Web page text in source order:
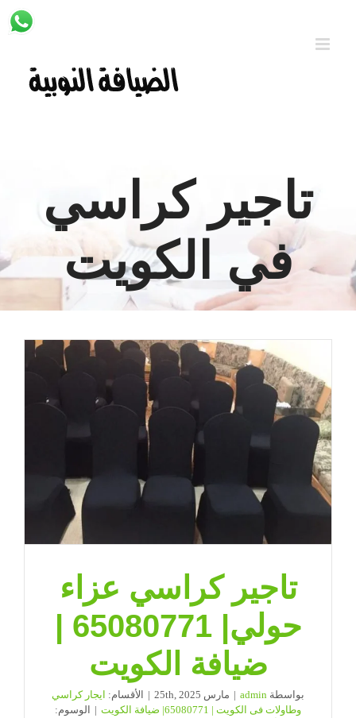
تاجير كراسي
في الكويت
تاجير كراسي عزاء
حولي| 65080771 |
ضيافة الكويت
بواسطة admin
| مارس 25th, 2025 | الأقسام: ايجار كراسي
وطاولات فى الكويت | 65080771| ضيافة الكويت
|
الوسوم: